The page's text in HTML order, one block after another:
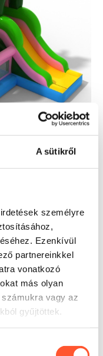
A sütikről
személyre
Ezenkívül
partnereinkkel
vonatkozó
más olyan
vagy az
gyűjtöttek.
és
szezonban
eszközt. Jól
és a szervezők
való
és
a 3
ad az